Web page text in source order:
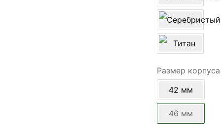
Размер корпуса
42 мм
46 мм